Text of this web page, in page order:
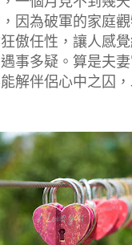
因為破軍的家庭
傲任性，讓人感
事多疑。算是夫
解伴侶心中之囚